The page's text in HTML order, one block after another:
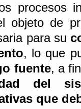
procesos
para su
, lo que
fuente, a
del
que